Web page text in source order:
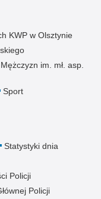
KWP w Olsztynie
im. mł. asp.
Sport
Statystyki dnia
Policji
Policji